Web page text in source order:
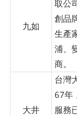
九如
取公
創品
生產
浦、
商。
大井
台灣
67年
服務